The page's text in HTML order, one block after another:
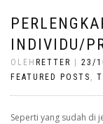
INDIVIDU/
OLEH RETTER | 23/
FEATURED POSTS ,
Seperti yang sudah di